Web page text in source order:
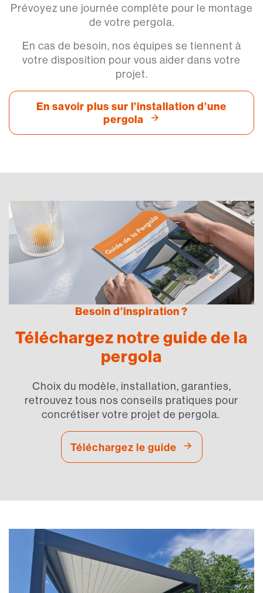
Prévoyez une journée complète pour le montage
de votre pergola.
En cas de besoin, nos équipes se tiennent à
votre disposition pour vous aider dans votre
projet.
En savoir plus sur l’installation d’une
pergola
Besoin d’inspiration ?
Téléchargez notre guide de la
pergola
Choix du modèle, installation, garanties,
retrouvez tous nos conseils pratiques pour
concrétiser votre projet de pergola.
Téléchargez le guide